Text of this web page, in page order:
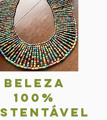
BelezA
100%